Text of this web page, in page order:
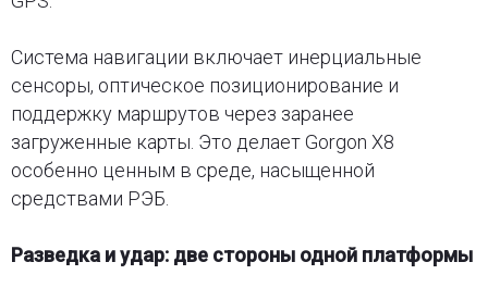
Система навигации включает инерциальные
сенсоры, оптическое позиционирование и
поддержку маршрутов через заранее
загруженные карты. Это делает Gorgon X8
особенно ценным в среде, насыщенной
средствами РЭБ.
Разведка и удар: две стороны одной платформы